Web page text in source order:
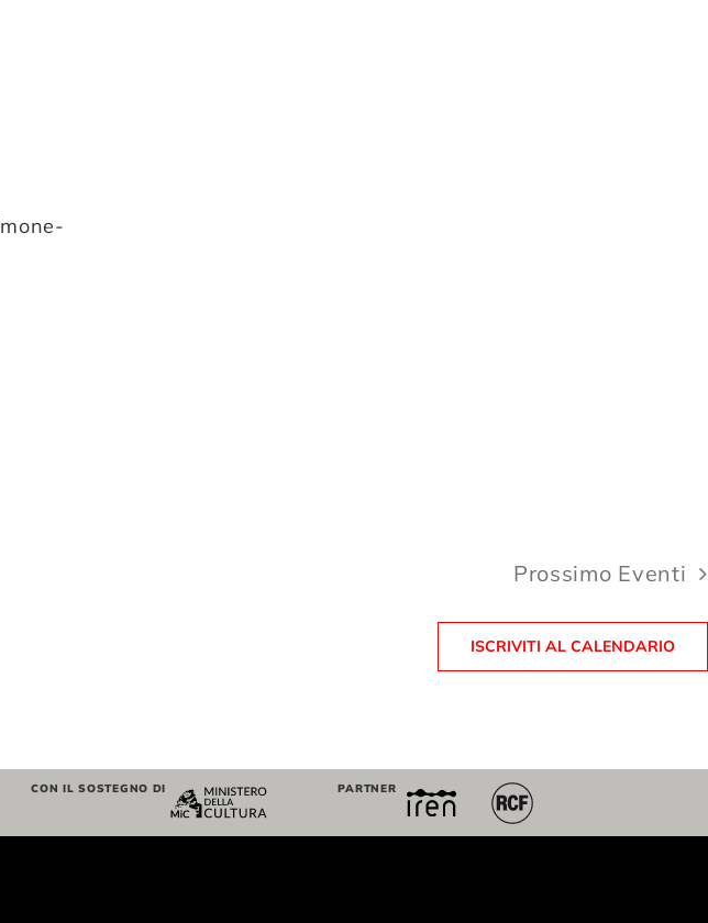
Prossimo Eventi
ISCRIVITI AL CALENDARIO
CON IL SOSTEGNO DI PARTNER